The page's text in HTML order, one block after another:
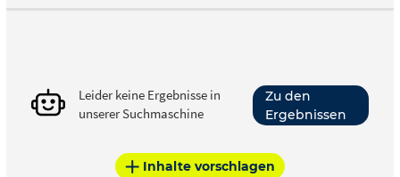
Leider keine Ergebnisse in
unserer Suchmaschine
Zu den
Ergebnissen
Inhalte vorschlagen